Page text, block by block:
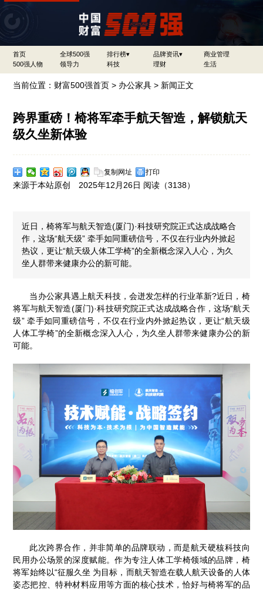
首页 全球500强 排行榜▾ 品牌资讯▾
商业管理
500强人物
领导力 科技 理财 生活
当前位置： 财富500强首页 > 办公家具 > 新闻正文
跨界重磅！椅将军牵手航天智造，解锁航天
级久坐新体验​
复制网址 打印
来源于本站原创 2025年12月26日 阅读（3138）
近日，椅将军与航天智造(厦门)·科技研究院正式达成战略合
作，这场“航天级” 牵手如同重磅信号，不仅在行业内外掀起
热议，更让“航天级人体工学椅”的全新概念深入人心，为久
坐人群带来健康办公的新可能。
当办公家具遇上航天科技，会迸发怎样的行业革新?近日，椅
将军与航天智造(厦门)·科技研究院正式达成战略合作，这场“航天
级” 牵手如同重磅信号，不仅在行业内外掀起热议，更让“航天级
人体工学椅”的全新概念深入人心，为久坐人群带来健康办公的新
可能。
此次跨界合作，并非简单的品牌联动，而是航天硬核科技向
民用办公场景的深度赋能。作为专注人体工学椅领域的品牌，椅
将军始终以“征服久坐 为目标，而航天智造在载人航天设备的人体
姿态把控、特种材料应用等方面的核心技术，恰好与椅将军的品